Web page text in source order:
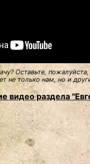
Оставьте,
не только нам, но и
видео раздела